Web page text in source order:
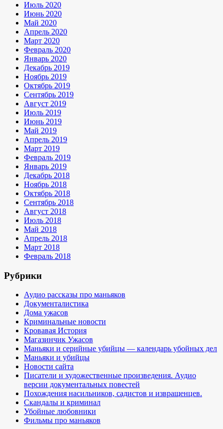
Июль 2020
Июнь 2020
Май 2020
Апрель 2020
Март 2020
Февраль 2020
Январь 2020
Декабрь 2019
Ноябрь 2019
Октябрь 2019
Сентябрь 2019
Август 2019
Июль 2019
Июнь 2019
Май 2019
Апрель 2019
Март 2019
Февраль 2019
Январь 2019
Декабрь 2018
Ноябрь 2018
Октябрь 2018
Сентябрь 2018
Август 2018
Июль 2018
Май 2018
Апрель 2018
Март 2018
Февраль 2018
Рубрики
Аудио рассказы про маньяков
Документалистика
Дома ужасов
Криминальные новости
Кровавая История
Магазинчик Ужасов
Маньяки и серийные убийцы — календарь убойных дел
Маньяки и убийцы
Новости сайта
Писатели и художественные произведения. Аудио
версии документальных повестей
Похождения насильников, садистов и извращенцев.
Скандалы и криминал
Убойные любовники
Фильмы про маньяков